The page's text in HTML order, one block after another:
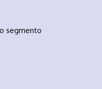
segmento